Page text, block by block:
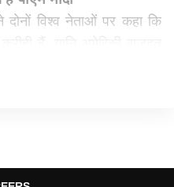
विश्व नेताओं पर कहा कि
कयास एरिक गार्सेटी के उस